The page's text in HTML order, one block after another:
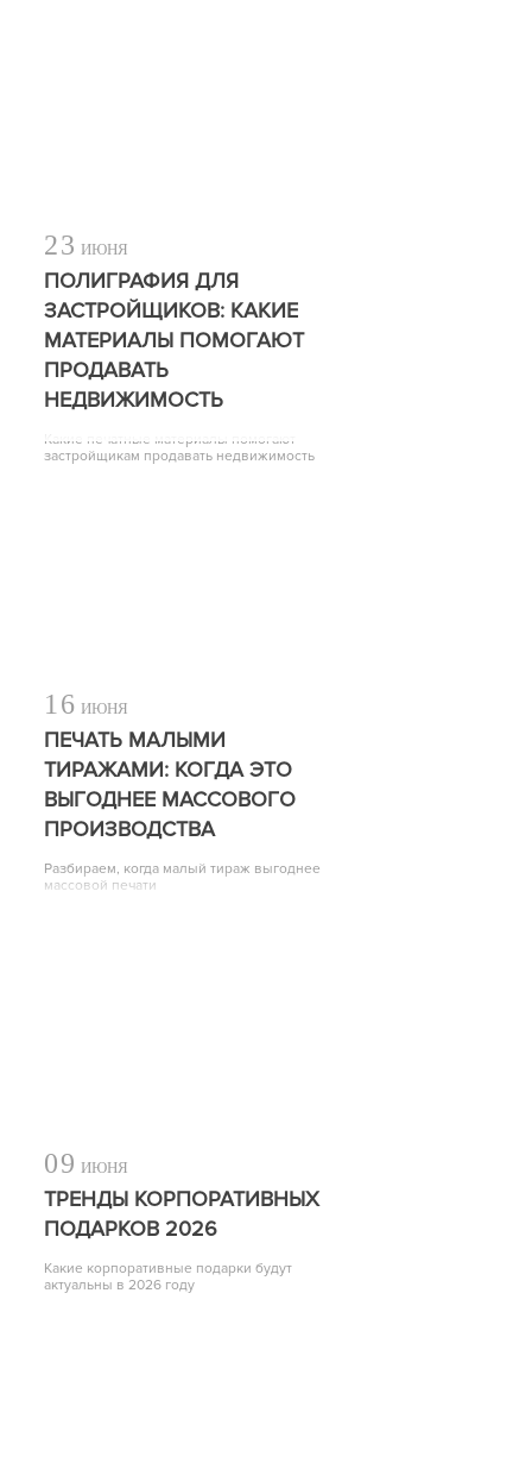
23 ИЮНЯ
ПОЛИГРАФИЯ ДЛЯ
ЗАСТРОЙЩИКОВ: КАКИЕ
МАТЕРИАЛЫ ПОМОГАЮТ
ПРОДАВАТЬ
НЕДВИЖИМОСТЬ
Какие печатные материалы помогают
застройщикам продавать недвижимость
16 ИЮНЯ
ПЕЧАТЬ МАЛЫМИ
ТИРАЖАМИ: КОГДА ЭТО
ВЫГОДНЕЕ МАССОВОГО
ПРОИЗВОДСТВА
Разбираем, когда малый тираж выгоднее
массовой печати
09 ИЮНЯ
ТРЕНДЫ КОРПОРАТИВНЫХ
ПОДАРКОВ 2026
Какие корпоративные подарки будут
актуальны в 2026 году